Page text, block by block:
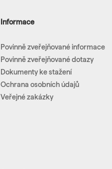
Informace
Povinně zveřejňované informace
Povinně zveřejňované dotazy
Dokumenty ke stažení
Ochrana osobních údajů
Veřejné zakázky